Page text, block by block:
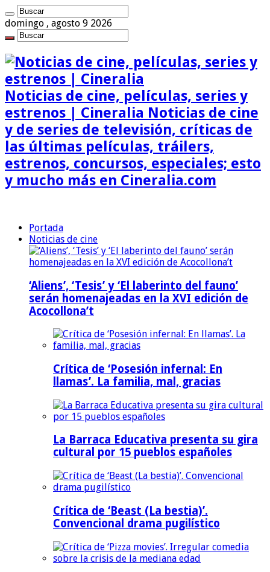
domingo , agosto 9 2026
Noticias de cine, películas, series y
estrenos | Cineralia Noticias de cine
y de series de televisión, críticas de
las últimas películas, tráilers,
estrenos, concursos, especiales; esto
y mucho más en Cineralia.com
Portada
Noticias de cine
‘Aliens’, ‘Tesis’ y ‘El laberinto del fauno’
serán homenajeadas en la XVI edición de
Acocollona’t
Crítica de ‘Posesión infernal: En
llamas’. La familia, mal, gracias
La Barraca Educativa presenta su gira
cultural por 15 pueblos españoles
Crítica de ‘Beast (La bestia)’.
Convencional drama pugilístico